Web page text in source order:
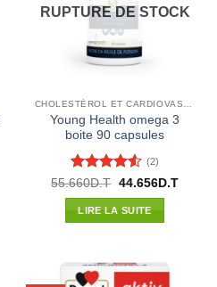
RUPTURE DE STOCK
CHOLESTÉROL ET CARDIOVASCULAIRE
Young Health omega 3
boite 90 capsules
Note4.5
sur 5
(2)
55.660D.T Le
initial
était :
44.656D.TLe
LIRE LA SUITE